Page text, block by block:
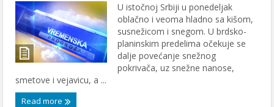
U istočnoj Srbiji u ponedeljak
oblačno i veoma hladno sa kišom,
susnežicom i snegom. U brdsko-
planinskim predelima očekuje se
dalje povećanje snežnog
pokrivača, uz snežne nanose,
smetove i vejavicu, a ...
Read more